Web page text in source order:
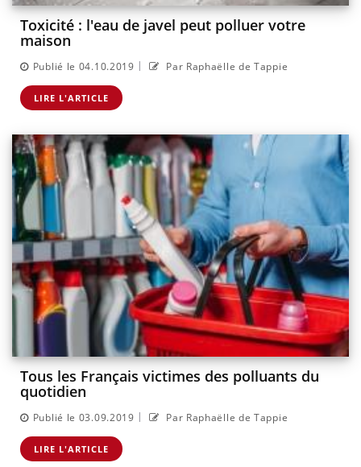
Toxicité : l'eau de javel peut polluer votre
maison
Publié le 04.10.2019 | Par Raphaëlle de Tappie
LIRE L'ARTICLE
Tous les Français victimes des polluants du
quotidien
Publié le 03.09.2019 | Par Raphaëlle de Tappie
LIRE L'ARTICLE